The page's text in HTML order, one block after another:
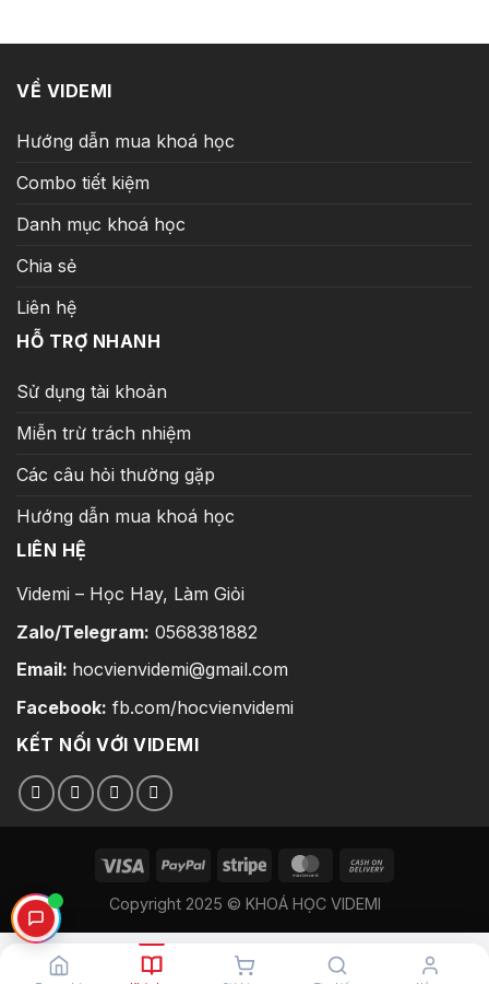
VỀ VIDEMI
Hướng dẫn mua khoá học
Combo tiết kiệm
Danh mục khoá học
Chia sẻ
Liên hệ
HỖ TRỢ NHANH
Sử dụng tài khoản
Miễn trừ trách nhiệm
Các câu hỏi thường gặp
Hướng dẫn mua khoá học
LIÊN HỆ
Videmi – Học Hay, Làm Giỏi
Zalo/Telegram: 0568381882
Email: hocvienvidemi@gmail.com
Facebook: fb.com/hocvienvidemi
KẾT NỐI VỚI VIDEMI
Copyright 2025 © KHOÁ HỌC VIDEMI